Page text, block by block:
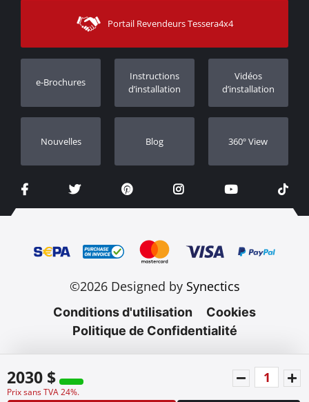
2030 $
Prix sans TVA 24%.
Moyens d’expédition
Contacter
Assistance aux clients
Suivi des commandes
Concessionnaires
Portail Revendeurs Tessera4x4
e-Brochures
Instructions
d’installation
Vidéos
d’installation
Nouvelles Blog 360º View
©2026 Designed by Synectics
Conditions d'utilisation
Cookies
Politique de Confidentialité